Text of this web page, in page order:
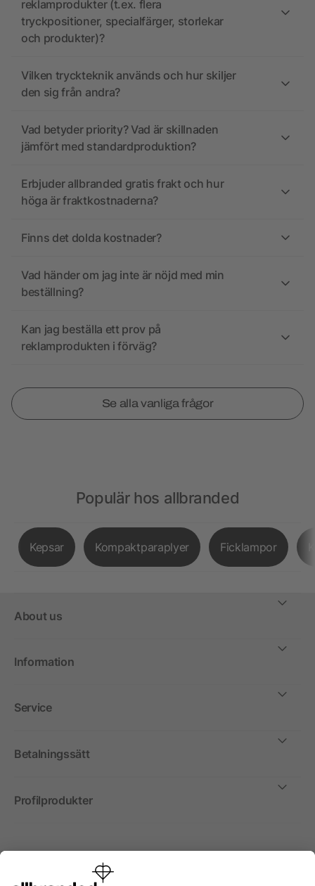
reklamprodukter (t.ex. flera
tryckpositioner, specialfärger, storlekar
och produkter)?
Vilken tryckteknik används och hur skiljer
den sig från andra?
Vad betyder priority? Vad är skillnaden
jämfört med standardproduktion?
Erbjuder allbranded gratis frakt och hur
höga är fraktkostnaderna?
Finns det dolda kostnader?
Vad händer om jag inte är nöjd med min
beställning?
Kan jag beställa ett prov på
reklamprodukten i förväg?
Se alla vanliga frågor
Populär hos allbranded
Kepsar Kompaktparaplyer Ficklampor
About us
Information
Service
Betalningssätt
Profilprodukter
Internationellt